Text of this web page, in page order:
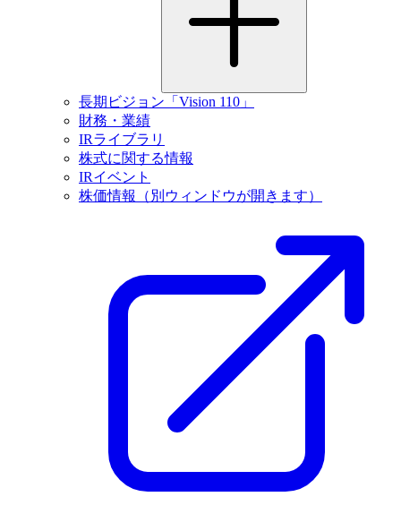
長期ビジョン「Vision 110」
財務・業績
IRライブラリ
株式に関する情報
IRイベント
株価情報
（別ウィンドウが開きます）